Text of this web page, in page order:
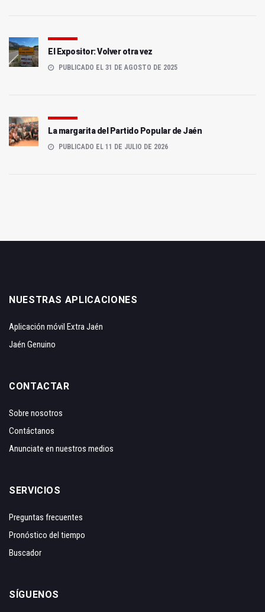
El Expositor: Volver otra vez
PUBLICADO EL 31 DE AGOSTO DE 2025
La margarita del Partido Popular de Jaén
PUBLICADO EL 11 DE JULIO DE 2026
NUESTRAS APLICACIONES
Aplicación móvil Extra Jaén
Jaén Genuino
CONTACTAR
Sobre nosotros
Contáctanos
Anunciate en nuestros medios
SERVICIOS
Preguntas frecuentes
Pronóstico del tiempo
Buscador
SÍGUENOS